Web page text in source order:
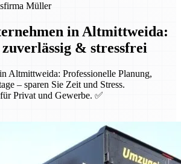
Müller
in Altmittweida:
& stressfrei
Altmittweida: Professionelle Planung,
– sparen Sie Zeit und Stress.
Privat und Gewerbe. ✅